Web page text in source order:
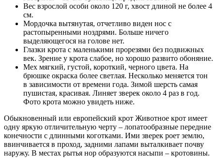
Вес взрослой особи около 120 г, хвост длиной не более 4
см.
Мордочка вытянутая, отчетливо виден нос с
растопыренными ноздрями. Больше ничего
выделяющегося на голове нет.
Глазки крота с маленькими прорезями без подвижных
век. Зрение у крота слабое, но хорошо развито обоняние.
Мех мягкий, густой, короткий, черного цвета. На
брюшке окраска более светлая. Несколько меняется тон
в зависимости от времени года. Зимой шерсть самая
пушистая, красивая. Линяет зверек около 4 раз в год.
Фото крота можно увидеть ниже.
Обыкновенный или европейский крот Животное крот имеет
одну яркую отличительную черту – лопатообразные передние
конечности с длинными коготками. Ими зверек роет землю,
ввинчивается в проход, задними лапами выталкивает почву
наружу. В местах рытья нор образуются насыпи – кротовины.